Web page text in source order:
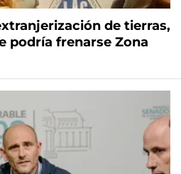
de tierras,
podría frenarse Zona